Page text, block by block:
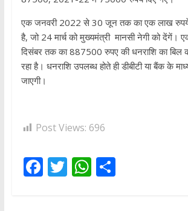
एक जनवरी 2022 से 30 जून तक का एक लाख
है, जो 24 मार्च को मुख्यमंत्री मानसी नेगी को देंगें।
दिसंबर तक का 887500 रुपए की धनराशि का बिल
रहा है। धनराशि उपलब्ध होते ही डीबीटी या बैंक के
जाएगी।
Post Views: 696
F T W S